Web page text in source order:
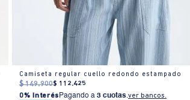
Camiseta regular cuello redondo estampado
$ 149.900$ 112.425
0% Interés Pagando a3 cuotas.ver bancos.